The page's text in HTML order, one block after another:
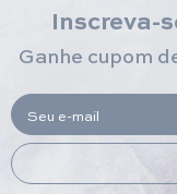
Inscreva-
Ganhe cupom
Seu e-mail